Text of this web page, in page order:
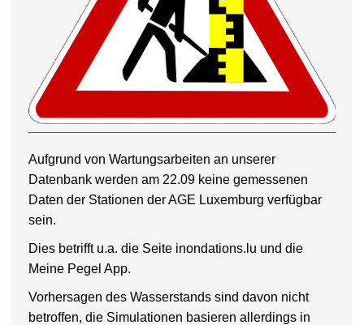
Aufgrund von Wartungsarbeiten an unserer
Datenbank werden am 22.09 keine gemessenen
Daten der Stationen der AGE Luxemburg verfügbar
sein.
Dies betrifft u.a. die Seite inondations.lu und die
Meine Pegel App.
Vorhersagen des Wasserstands sind davon nicht
betroffen, die Simulationen basieren allerdings in